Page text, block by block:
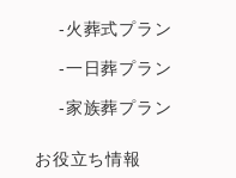
-火葬式プラン
-一日葬プラン
-家族葬プラン
お役立ち情報